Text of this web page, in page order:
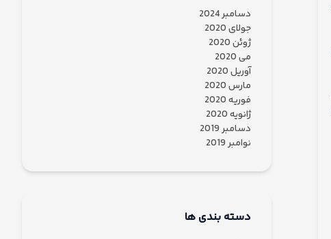
دسامبر 2024
جولای 2020
ژوئن 2020
می 2020
آوریل 2020
مارس 2020
فوریه 2020
ژانویه 2020
دسامبر 2019
نوامبر 2019
دسته بندی ها